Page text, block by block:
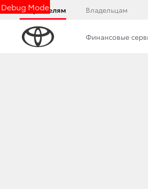
Debug Mode
Покупателям Владельцам
Финансовые